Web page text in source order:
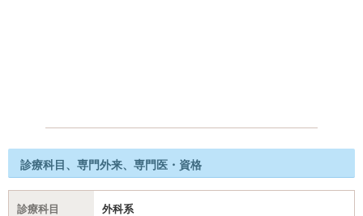
診療科目、専門外来、専門医・資格
診療科目
外科系